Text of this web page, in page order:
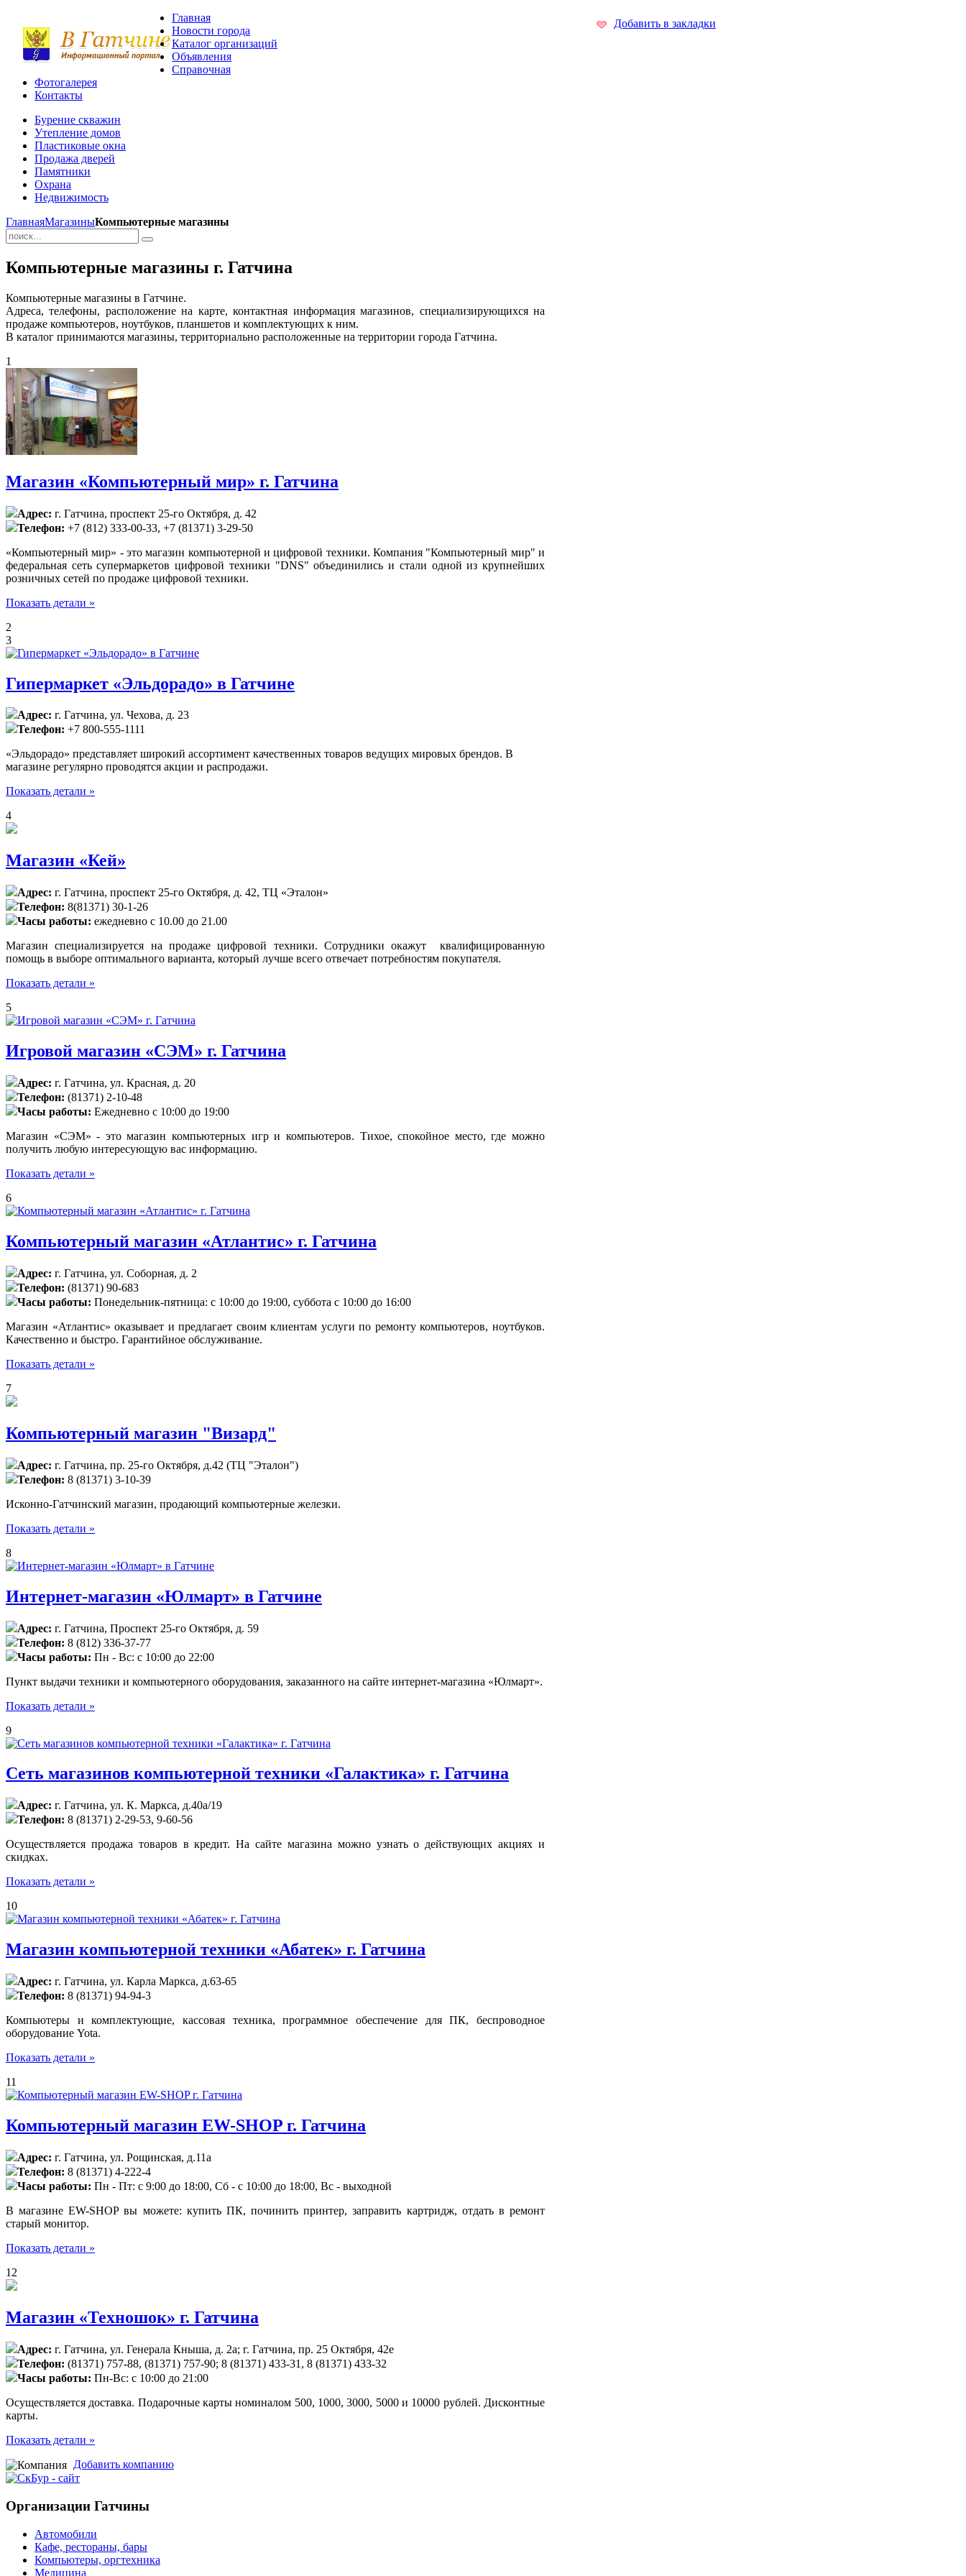
Добавить в закладки
Главная
Новости города
Каталог организаций
Объявления
Справочная
Фотогалерея
Контакты
Бурение скважин
Утепление домов
Пластиковые окна
Продажа дверей
Памятники
Охрана
Недвижимость
ГлавнаяМагазиныКомпьютерные магазины
Компьютерные магазины г. Гатчина
Компьютерные магазины в Гатчине.
Адреса, телефоны, расположение на карте, контактная информация магазинов, специализирующихся на
продаже компьютеров, ноутбуков, планшетов и комплектующих к ним.
В каталог принимаются магазины, территориально расположенные на территории города Гатчина.
1
Магазин «Компьютерный мир» г. Гатчина
Адрес: г. Гатчина, проспект 25-го Октября, д. 42
Телефон: +7 (812) 333-00-33, +7 (81371) 3-29-50
«Компьютерный мир» - это магазин компьютерной и цифровой техники. Компания "Компьютерный мир" и
федеральная сеть супермаркетов цифровой техники "DNS" объединились и стали одной из крупнейших
розничных сетей по продаже цифровой техники.
Показать детали »
2
3
Гипермаркет «Эльдорадо» в Гатчине
Адрес: г. Гатчина, ул. Чехова, д. 23
Телефон: +7 800-555-1111
«Эльдорадо» представляет широкий ассортимент качественных товаров ведущих мировых брендов. В
магазине регулярно проводятся акции и распродажи.
Показать детали »
4
Магазин «Кей»
Адрес: г. Гатчина, проспект 25-го Октября, д. 42, ТЦ «Эталон»
Телефон: 8(81371) 30-1-26
Часы работы: ежедневно с 10.00 до 21.00
Магазин специализируется на продаже цифровой техники. Сотрудники окажут квалифицированную
помощь в выборе оптимального варианта, который лучше всего отвечает потребностям покупателя.
Показать детали »
5
Игровой магазин «СЭМ» г. Гатчина
Адрес: г. Гатчина, ул. Красная, д. 20
Телефон: (81371) 2-10-48
Часы работы: Ежедневно с 10:00 до 19:00
Магазин «СЭМ» - это магазин компьютерных игр и компьютеров. Тихое, спокойное место, где можно
получить любую интересующую вас информацию.
Показать детали »
6
Компьютерный магазин «Атлантис» г. Гатчина
Адрес: г. Гатчина, ул. Соборная, д. 2
Телефон: (81371) 90-683
Часы работы: Понедельник-пятница: с 10:00 до 19:00, суббота с 10:00 до 16:00
Магазин «Атлантис» оказывает и предлагает своим клиентам услуги по ремонту компьютеров, ноутбуков.
Качественно и быстро. Гарантийное обслуживание.
Показать детали »
7
Компьютерный магазин "Визард"
Адрес: г. Гатчина, пр. 25-го Октября, д.42 (ТЦ "Эталон")
Телефон: 8 (81371) 3-10-39
Исконно-Гатчинский магазин, продающий компьютерные железки.
Показать детали »
8
Интернет-магазин «Юлмарт» в Гатчине
Адрес: г. Гатчина, Проспект 25-го Октября, д. 59
Телефон: 8 (812) 336-37-77
Часы работы: Пн - Вс: с 10:00 до 22:00
Пункт выдачи техники и компьютерного оборудования, заказанного на сайте интернет-магазина «Юлмарт».
Показать детали »
9
Сеть магазинов компьютерной техники «Галактика» г. Гатчина
Адрес: г. Гатчина, ул. К. Маркса, д.40а/19
Телефон: 8 (81371) 2-29-53, 9-60-56
Осуществляется продажа товаров в кредит. На сайте магазина можно узнать о действующих акциях и
скидках.
Показать детали »
10
Магазин компьютерной техники «Абатек» г. Гатчина
Адрес: г. Гатчина, ул. Карла Маркса, д.63-65
Телефон: 8 (81371) 94-94-3
Компьютеры и комплектующие, кассовая техника, программное обеспечение для ПК, беспроводное
оборудование Yota.
Показать детали »
11
Компьютерный магазин EW-SHOP г. Гатчина
Адрес: г. Гатчина, ул. Рощинская, д.11а
Телефон: 8 (81371) 4-222-4
Часы работы: Пн - Пт: с 9:00 до 18:00, Сб - с 10:00 до 18:00, Вс - выходной
В магазине EW-SHOP вы можете: купить ПК, починить принтер, заправить картридж, отдать в ремонт
старый монитор.
Показать детали »
12
Магазин «Техношок» г. Гатчина
Адрес: г. Гатчина, ул. Генерала Кныша, д. 2а; г. Гатчина, пр. 25 Октября, 42е
Телефон: (81371) 757-88, (81371) 757-90; 8 (81371) 433-31, 8 (81371) 433-32
Часы работы: Пн-Вс: с 10:00 до 21:00
Осуществляется доставка. Подарочные карты номиналом 500, 1000, 3000, 5000 и 10000 рублей. Дисконтные
карты.
Показать детали »
Добавить компанию
Организации Гатчины
Автомобили
Кафе, рестораны, бары
Компьютеры, оргтехника
Медицина